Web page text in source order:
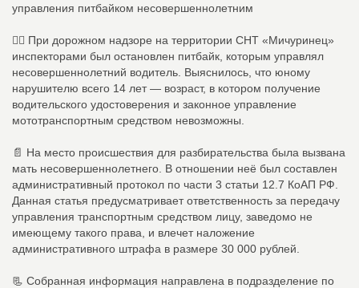
управления питбайком несовершеннолетним
👮‍♂ При дорожном надзоре на территории СНТ «Мичуринец»
инспекторами был остановлен питбайк, которым управлял
несовершеннолетний водитель. Выяснилось, что юному
нарушителю всего 14 лет — возраст, в котором получение
водительского удостоверения и законное управление
мототранспортным средством невозможны.
📄 На место происшествия для разбирательства была вызвана
мать несовершеннолетнего. В отношении неё был составлен
административный протокол по части 3 статьи 12.7 КоАП РФ.
Данная статья предусматривает ответственность за передачу
управления транспортным средством лицу, заведомо не
имеющему такого права, и влечет наложение
административного штрафа в размере 30 000 рублей.
📃 Собранная информация направлена в подразделение по